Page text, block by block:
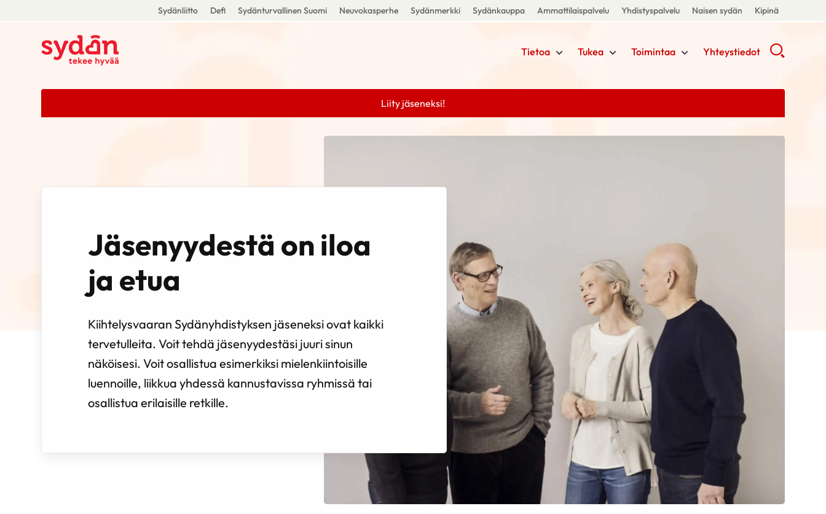
Sydänliitto Defi Sydänturvallinen Suomi Neuvokasperhe Sydänmerkki Sydänkauppa Ammattilaispalvelu Yhdistyspalvelu Naisen sydän Kipinä
Tietoa Tukea Toimintaa Yhteystiedot
Liity jäseneksi!
Jäsenyydestä on iloa
ja etua
Kiihtelysvaaran Sydänyhdistyksen jäseneksi ovat kaikki
tervetulleita. Voit tehdä jäsenyydestäsi juuri sinun
näköisesi. Voit osallistua esimerkiksi mielenkiintoisille
luennoille, liikkua yhdessä kannustavissa ryhmissä tai
osallistua erilaisille retkille.